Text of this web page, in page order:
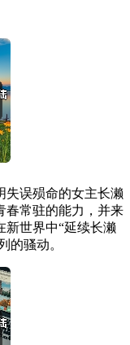
失误殒命的女主长濑
春常驻的能力，并来
新世界中“延续长濑
的骚动。